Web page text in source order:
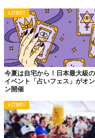
ACTIVITY
今夏は自宅から！日本最大級
イベント「占いフェス」がオ
ン開催
ACTIVITY